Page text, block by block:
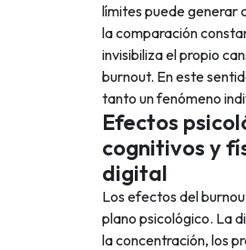
límites puede generar
la comparación
invisibiliza el propio
burnout. En este
tanto un fenómeno
Efectos
cognitivos y
digital
Los efectos del
plano psicológico. La
la concentración, los